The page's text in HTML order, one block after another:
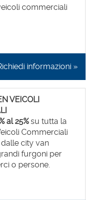
commerciali
informazioni »
VEICOLI
al 25%su tutta la
Commerciali
city van
furgoni per
o persone.